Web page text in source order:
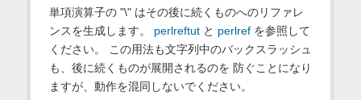
単項演算子の "\" はその後に続くものへのリファレ
ンスを生成します。 perlreftutと perlrefを参照して
ください。 この用法も文字列中のバックスラッシュ
も、後に続くものが展開されるのを 防ぐことになり
ますが、動作を混同しないでください。